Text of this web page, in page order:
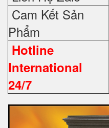
Cam Kết Sản
Phẩm
Hotline
International
24/7